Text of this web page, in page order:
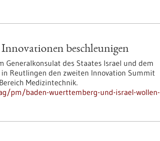
beschleunigen
des Staates Israel und dem
Reutlingen den zweiten Innovation Summit
Medizintechnik.
pm/baden-wuerttemberg-und-israel-wollen-